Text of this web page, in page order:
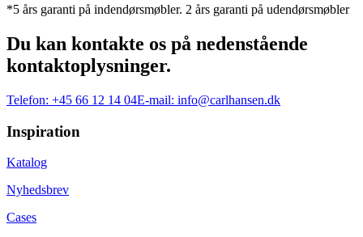
*5 års garanti på indendørsmøbler. 2 års garanti på udendørsmøbler
Du kan kontakte os på nedenstående
kontaktoplysninger.
Telefon: +45 66 12 14 04E-mail: info@carlhansen.dk
Inspiration
Katalog
Nyhedsbrev
Cases